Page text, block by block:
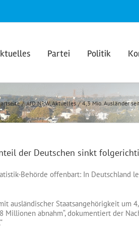
Partei Politik
AfD NRW Aktuelles 4,3 Mio. Ausländer
der Deutschen sinkt
Behörde offenbart: In Deutschland
ausländischer Staatsangehörigkeit um
Millionen abnahm“, dokumentiert der